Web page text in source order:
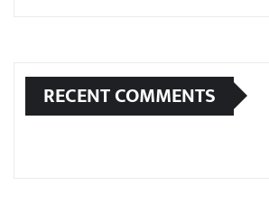
RECENT COMMENTS